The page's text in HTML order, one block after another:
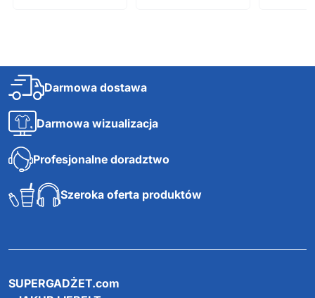
Darmowa dostawa
Darmowa wizualizacja
Profesjonalne doradztwo
Szeroka oferta produktów
SUPERGADŻET.com